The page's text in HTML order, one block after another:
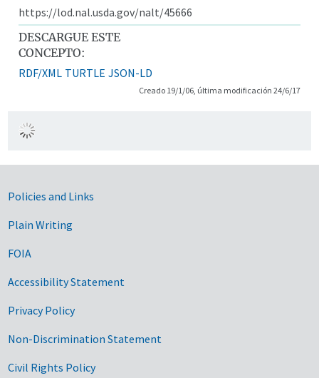
https://lod.nal.usda.gov/nalt/45666
DESCARGUE ESTE
CONCEPTO:
RDF/XML TURTLE JSON-LD
Creado 19/1/06, última modificación 24/6/17
Government Links
Policies and Links
Plain Writing
FOIA
Accessibility Statement
Privacy Policy
Non-Discrimination Statement
Civil Rights Policy